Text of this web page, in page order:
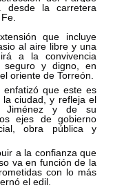
desde la carretera
que incluye
al aire libre y una
a la convivencia
seguro y digno, en
oriente de Torreón.
enfatizó que este es
ciudad, y refleja el
Jiménez y de su
ejes de gobierno
obra pública y
a la confianza que
va en función de la
con lo más
el edil.